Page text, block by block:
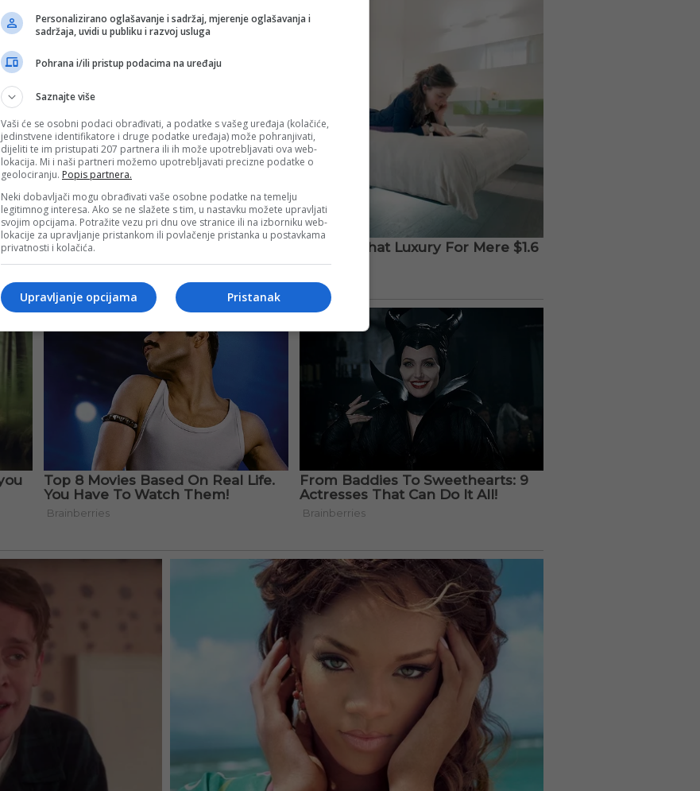
Personalizirano oglašavanje i sadržaj, mjerenje oglašavanja i
sadržaja, uvidi u publiku i razvoj usluga
Pohrana i/ili pristup podacima na uređaju
Saznajte više
Vaši će se osobni podaci obrađivati, a podatke s vašeg uređaja (kolačiće,
jedinstvene identifikatore i druge podatke uređaja) može pohranjivati,
dijeliti te im pristupati 207 partnera ili ih može upotrebljavati ova web-
lokacija. Mi i naši partneri možemo upotrebljavati precizne podatke o
geolociranju. Popis partnera.
Neki dobavljači mogu obrađivati vaše osobne podatke na temelju
legitimnog interesa. Ako se ne slažete s tim, u nastavku možete upravljati
svojim opcijama. Potražite vezu pri dnu ove stranice ili na izborniku web-
lokacije za upravljanje pristankom ili povlačenje pristanka u postavkama
privatnosti i kolačića.
Pristanak
Upravljanje opcijama